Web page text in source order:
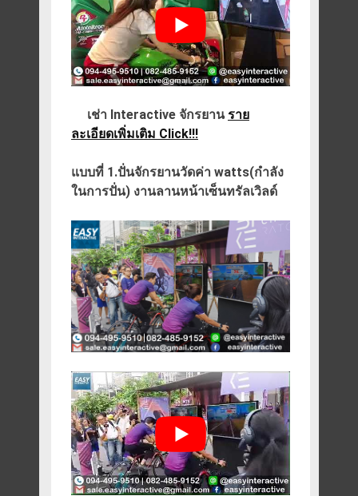
เช่า Interactive จักรยาน ราย
ละเอียดเพิ่มเติม Click!!!
แบบที่ 1.ปั่นจักรยานวัดค่า watts(กำลัง
ในการปั่น) งานลานหน้าเซ็นทรัลเวิลด์